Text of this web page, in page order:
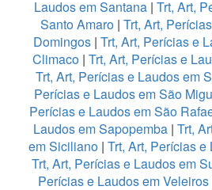
Laudos em Santana| Trt, Art,
Santo Amaro | Trt, Art,
Domingos| Trt, Art, Perícias e
Climaco| Trt, Art, Perícias e
Trt, Art, Perícias e Laudos em
Perícias e Laudos em São
Perícias e Laudos em São
Laudos em Sapopemba | Trt,
em Siciliano | Trt, Art, Perícias
Trt, Art, Perícias e Laudos em
Perícias e Laudos em Veleiros